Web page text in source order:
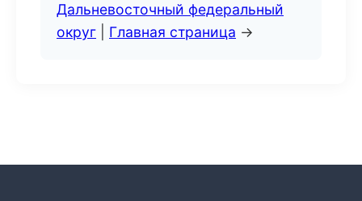
Дальневосточный федеральный
округ
Главная страница →